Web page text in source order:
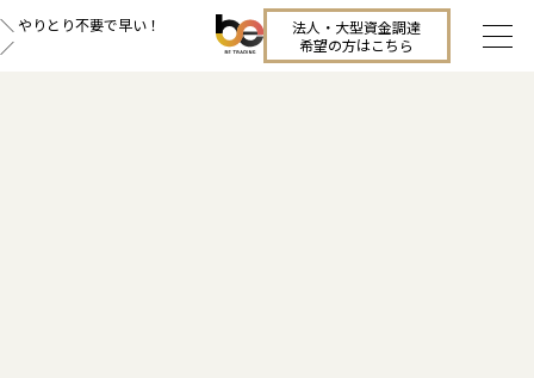
＼ やりとり不要で早い！
／
法人・大型資金調達
希望の方はこちら